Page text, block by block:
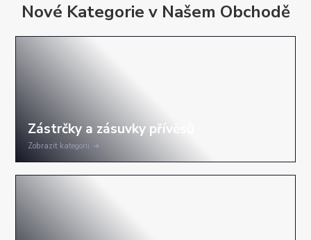
Nové Kategorie v Našem Obchodě
Zobrazit kategorii